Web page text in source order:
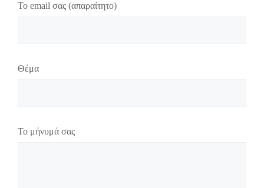
Το email σας (απαραίτητο)
Θέμα
Το μήνυμά σας